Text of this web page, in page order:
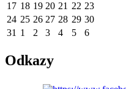
17 18 19 20 21 22 23
24 25 26 27 28 29 30
31 1 2 3 4 5 6
Odkazy